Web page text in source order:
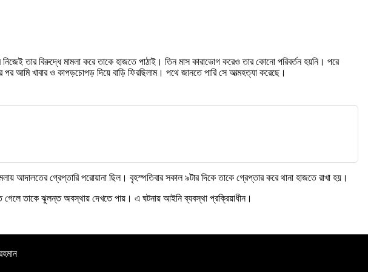
তার বিরুদ্ধে মামলা করে তাকে হাজতে পাঠাই। তিন মাস কারাভোগ করেও তার কোনো পরিবর্তন হয়নি। পরে
আমি খাবার ও কাপড়চোপড় দিয়ে বাড়ি ফিরছিলাম। পথে জানতে পারি সে আত্মহত্যা করেছে।
আদালতের গ্রেপ্তারি পরোয়ানা ছিল। বৃহস্পতিবার সকাল ৯টার দিকে তাকে গ্রেপ্তার করে থানা হাজতে রাখা হয়।
গেলে তাকে ঝুলন্ত অবস্থায় দেখতে পায়। এ ঘটনায় আইনি ব্যবস্থা প্রক্রিয়াধীন।